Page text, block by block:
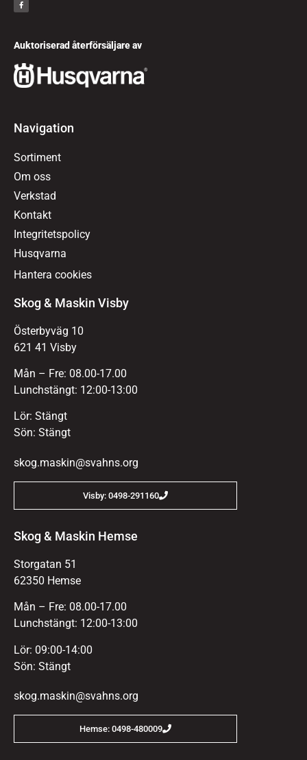
Auktoriserad återförsäljare av
Navigation
Sortiment
Om oss
Verkstad
Kontakt
Integritetspolicy
Husqvarna
Hantera cookies
Skog & Maskin Visby
Österbyväg 10
621 41 Visby
Mån – Fre: 08.00-17.00
Lunchstängt: 12:00-13:00
Lör: Stängt
Sön: Stängt
skog.maskin@svahns.org
Visby: 0498-291160
Skog & Maskin Hemse
Storgatan 51
62350 Hemse
Mån – Fre: 08.00-17.00
Lunchstängt: 12:00-13:00
Lör: 09:00-14:00
Sön: Stängt
skog.maskin@svahns.org
Hemse: 0498-480009